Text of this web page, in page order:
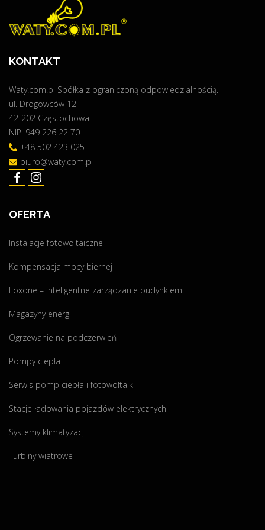
KONTAKT
Waty.com.pl Spółka z ograniczoną odpowiedzialnością.
ul. Drogowców 12
42-202 Częstochowa
NIP: 949 226 22 70
+48 502 423 025
biuro@waty.com.pl
OFERTA
Instalacje fotowoltaiczne
Kompensacja mocy biernej
Loxone – inteligentne zarządzanie budynkiem
Magazyny energii
Ogrzewanie na podczerwień
Pompy ciepła
Serwis pomp ciepła i fotowoltaiki
Stacje ładowania pojazdów elektrycznych
Systemy klimatyzacji
Turbiny wiatrowe